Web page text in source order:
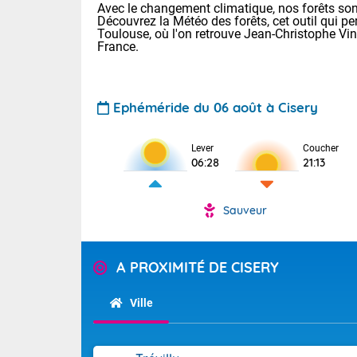
Tendance
Avec le changement climatique, nos forêts
Découvrez la Météo des forêts, cet outil qui
Toulouse, où l'on retrouve Jean-Christophe
France.
Ephéméride du 06 août à Cisery
Lever
06:28
Coucher
21:13
Sauveur
A PROXIMITÉ DE CISERY
Ville
Voici les
Lyon : 32
25 Nancy :
(84). Sur le
Sur les